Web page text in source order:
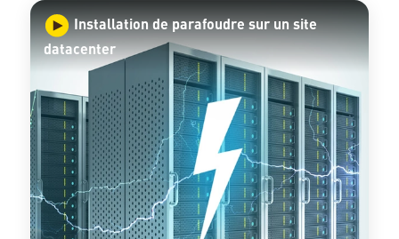
Installation de parafoudre sur un site
datacenter